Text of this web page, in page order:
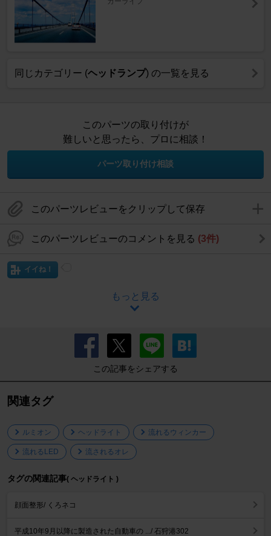
同じカテゴリー (ヘッドランプ) の一覧を見る
このパーツの取り付けが
難しいと思ったら、プロに相談！
パーツ取り付け相談
このパーツレビューをクリップして保存
このパーツレビューのコメントを見る (3件)
イイね！
もっと見る
この記事をシェアする
関連タグ
ルミオン ヘッドライト 流れるウィンカー
流れるLED 流されるオレ
タグの関連記事( ヘッドライト )
顔面整形/ くろネコ
平成10年9月以降に製造された自動車の .../ 石狩港302